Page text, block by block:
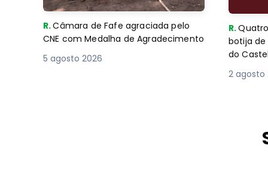
R.Câmara de Fafe agraciada pelo
CNE com Medalha de Agradecimento
5 agosto 2026
R.
botija
do
2 agosto